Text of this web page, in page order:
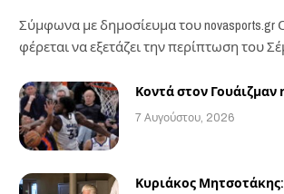
Σύμφωνα με δημοσίευμα του
φέρεται να εξετάζει την περίπτωση του
Κοντά στον
7 Αυγούστου, 2026
Κυριάκος